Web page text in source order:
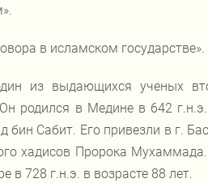
в исламском государстве».
из выдающихся ученых
родился в Медине в 642
Сабит. Его привезли в г.
хадисов Пророка
в 728 г.н.э. в возрасте 88 лет.